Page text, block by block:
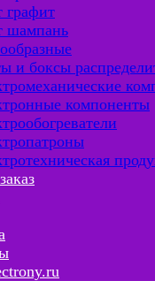
графит
шампань
и боксы
компоненты